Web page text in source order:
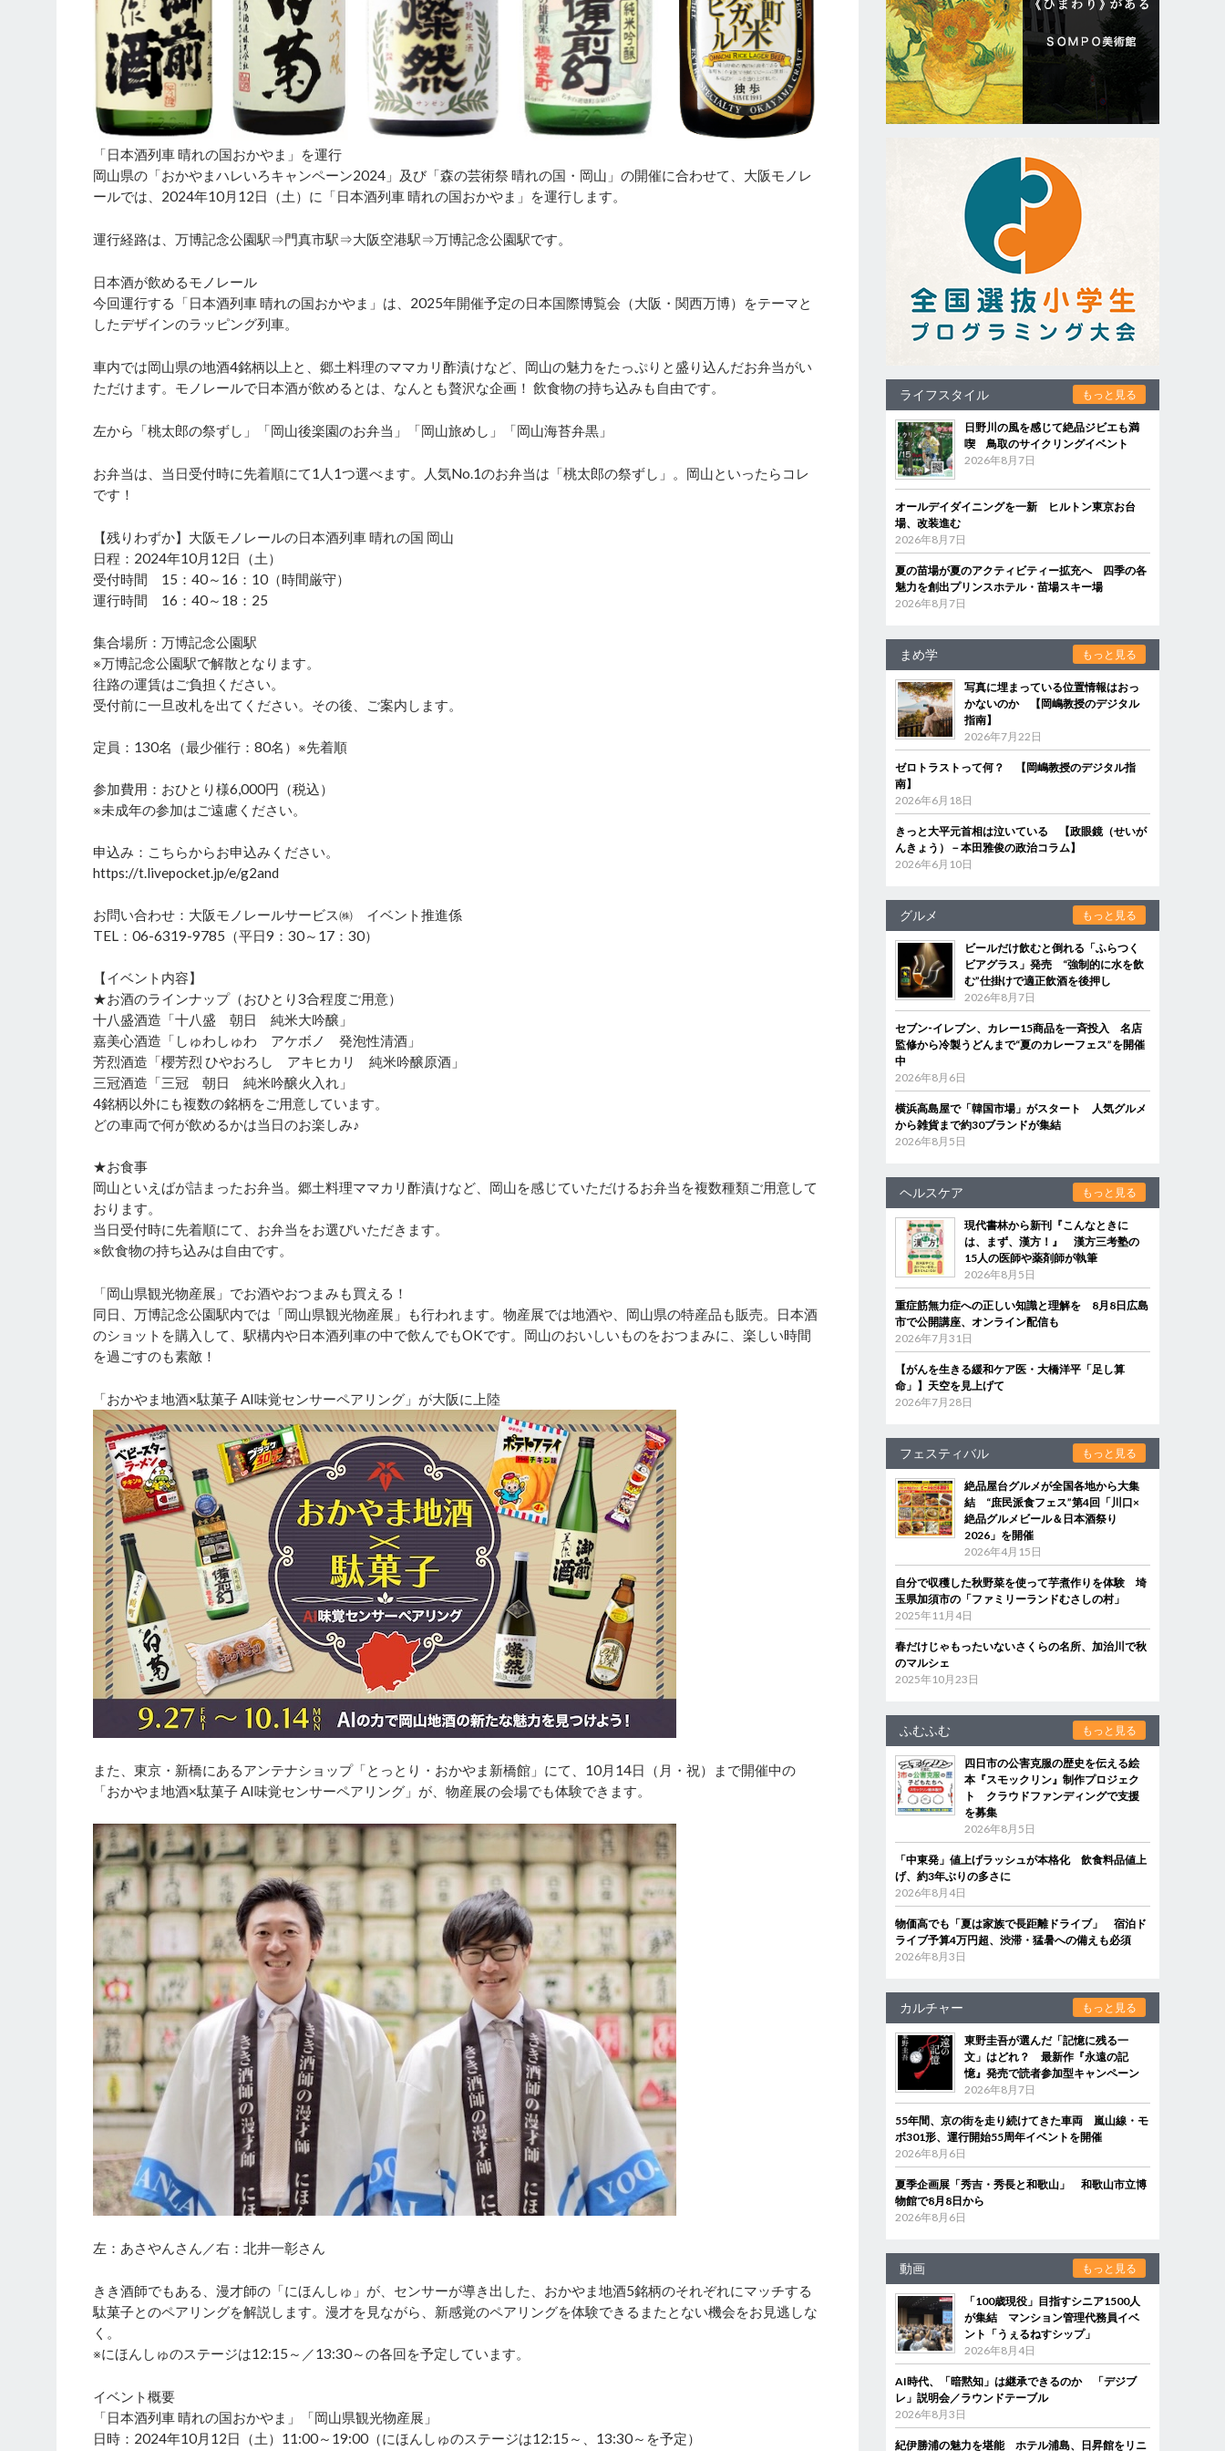
「日本酒列車 晴れの国おかやま」を運行
岡山県の「おかやまハレいろキャンペーン2024」及び「森の芸術祭 晴れの国・岡山」の開催に合わせて、大阪モノレ
ールでは、2024年10月12日（土）に「日本酒列車 晴れの国おかやま」を運行します。
運行経路は、万博記念公園駅⇒門真市駅⇒大阪空港駅⇒万博記念公園駅です。
日本酒が飲めるモノレール
今回運行する「日本酒列車 晴れの国おかやま」は、2025年開催予定の日本国際博覧会（大阪・関西万博）をテーマと
したデザインのラッピング列車。
車内では岡山県の地酒4銘柄以上と、郷土料理のママカリ酢漬けなど、岡山の魅力をたっぷりと盛り込んだお弁当がい
ただけます。モノレールで日本酒が飲めるとは、なんとも贅沢な企画！ 飲食物の持ち込みも自由です。
左から「桃太郎の祭ずし」「岡山後楽園のお弁当」「岡山旅めし」「岡山海苔弁黒」
お弁当は、当日受付時に先着順にて1人1つ選べます。人気No.1のお弁当は「桃太郎の祭ずし」。岡山といったらコレ
です！
【残りわずか】大阪モノレールの日本酒列車 晴れの国 岡山
日程：2024年10月12日（土）
受付時間 15：40～16：10（時間厳守）
運行時間 16：40～18：25
集合場所：万博記念公園駅
※万博記念公園駅で解散となります。
往路の運賃はご負担ください。
受付前に一旦改札を出てください。その後、ご案内します。
定員：130名（最少催行：80名）※先着順
参加費用：おひとり様6,000円（税込）
※未成年の参加はご遠慮ください。
申込み：こちらからお申込みください。
https://t.livepocket.jp/e/g2and
お問い合わせ：大阪モノレールサービス㈱ イベント推進係
TEL：06-6319-9785（平日9：30～17：30）
【イベント内容】
★お酒のラインナップ（おひとり3合程度ご用意）
十八盛酒造「十八盛 朝日 純米大吟醸」
嘉美心酒造「しゅわしゅわ アケボノ 発泡性清酒」
芳烈酒造「櫻芳烈 ひやおろし アキヒカリ 純米吟醸原酒」
三冠酒造「三冠 朝日 純米吟醸火入れ」
4銘柄以外にも複数の銘柄をご用意しています。
どの車両で何が飲めるかは当日のお楽しみ♪
★お食事
岡山といえばが詰まったお弁当。郷土料理ママカリ酢漬けなど、岡山を感じていただけるお弁当を複数種類ご用意して
おります。
当日受付時に先着順にて、お弁当をお選びいただきます。
※飲食物の持ち込みは自由です。
「岡山県観光物産展」でお酒やおつまみも買える！
同日、万博記念公園駅内では「岡山県観光物産展」も行われます。物産展では地酒や、岡山県の特産品も販売。日本酒
のショットを購入して、駅構内や日本酒列車の中で飲んでもOKです。岡山のおいしいものをおつまみに、楽しい時間
を過ごすのも素敵！
「おかやま地酒×駄菓子 AI味覚センサーペアリング」が大阪に上陸
また、東京・新橋にあるアンテナショップ「とっとり・おかやま新橋館」にて、10月14日（月・祝）まで開催中の
「おかやま地酒×駄菓子 AI味覚センサーペアリング」が、物産展の会場でも体験できます。
左：あさやんさん／右：北井一彰さん
きき酒師でもある、漫才師の「にほんしゅ」が、センサーが導き出した、おかやま地酒5銘柄のそれぞれにマッチする
駄菓子とのペアリングを解説します。漫才を見ながら、新感覚のペアリングを体験できるまたとない機会をお見逃しな
く。
※にほんしゅのステージは12:15～／13:30～の各回を予定しています。
イベント概要
「日本酒列車 晴れの国おかやま」「岡山県観光物産展」
日時：2024年10月12日（土）11:00～19:00（にほんしゅのステージは12:15～、13:30～を予定）
ライフスタイル もっと見る
日野川の風を感じて絶品ジビエも満
喫 鳥取のサイクリングイベント
2026年8月7日
オールデイダイニングを一新 ヒルトン東京お台
場、改装進む
2026年8月7日
夏の苗場が夏のアクティビティー拡充へ 四季の各
魅力を創出プリンスホテル・苗場スキー場
2026年8月7日
まめ学 もっと見る
写真に埋まっている位置情報はおっ
かないのか 【岡嶋教授のデジタル
指南】
2026年7月22日
ゼロトラストって何？ 【岡嶋教授のデジタル指
南】
2026年6月18日
きっと大平元首相は泣いている 【政眼鏡（せいが
んきょう）－本田雅俊の政治コラム】
2026年6月10日
グルメ もっと見る
ビールだけ飲むと倒れる「ふらつく
ビアグラス」発売 “強制的に水を飲
む”仕掛けで適正飲酒を後押し
2026年8月7日
セブン‐イレブン、カレー15商品を一斉投入 名店
監修から冷製うどんまで“夏のカレーフェス”を開催
中
2026年8月6日
横浜高島屋で「韓国市場」がスタート 人気グルメ
から雑貨まで約30ブランドが集結
2026年8月5日
ヘルスケア もっと見る
現代書林から新刊『こんなときに
は、まず、漢方！』 漢方三考塾の
15人の医師や薬剤師が執筆
2026年8月5日
重症筋無力症への正しい知識と理解を 8月8日広島
市で公開講座、オンライン配信も
2026年7月31日
【がんを生きる緩和ケア医・大橋洋平「足し算
命」】天空を見上げて
2026年7月28日
フェスティバル もっと見る
絶品屋台グルメが全国各地から大集
結 “庶民派食フェス”第4回「川口×
絶品グルメビール＆日本酒祭り
2026」を開催
2026年4月15日
自分で収穫した秋野菜を使って芋煮作りを体験 埼
玉県加須市の「ファミリーランドむさしの村」
2025年11月4日
春だけじゃもったいないさくらの名所、加治川で秋
のマルシェ
2025年10月23日
ふむふむ もっと見る
四日市の公害克服の歴史を伝える絵
本『スモックリン』制作プロジェク
ト クラウドファンディングで支援
を募集
2026年8月5日
「中東発」値上げラッシュが本格化 飲食料品値上
げ、約3年ぶりの多さに
2026年8月4日
物価高でも「夏は家族で長距離ドライブ」 宿泊ド
ライブ予算4万円超、渋滞・猛暑への備えも必須
2026年8月3日
カルチャー もっと見る
東野圭吾が選んだ「記憶に残る一
文」はどれ？ 最新作『永遠の記
憶』発売で読者参加型キャンペーン
2026年8月7日
55年間、京の街を走り続けてきた車両 嵐山線・モ
ボ301形、運行開始55周年イベントを開催
2026年8月6日
夏季企画展「秀吉・秀長と和歌山」 和歌山市立博
物館で8月8日から
2026年8月6日
動画 もっと見る
「100歳現役」目指すシニア1500人
が集結 マンション管理代務員イベ
ント「うぇるねすシップ」
2026年8月4日
AI時代、「暗黙知」は継承できるのか 「デジブ
レ」説明会／ラウンドテーブル
2026年8月3日
紀伊勝浦の魅力を堪能 ホテル浦島、日昇館をリニ